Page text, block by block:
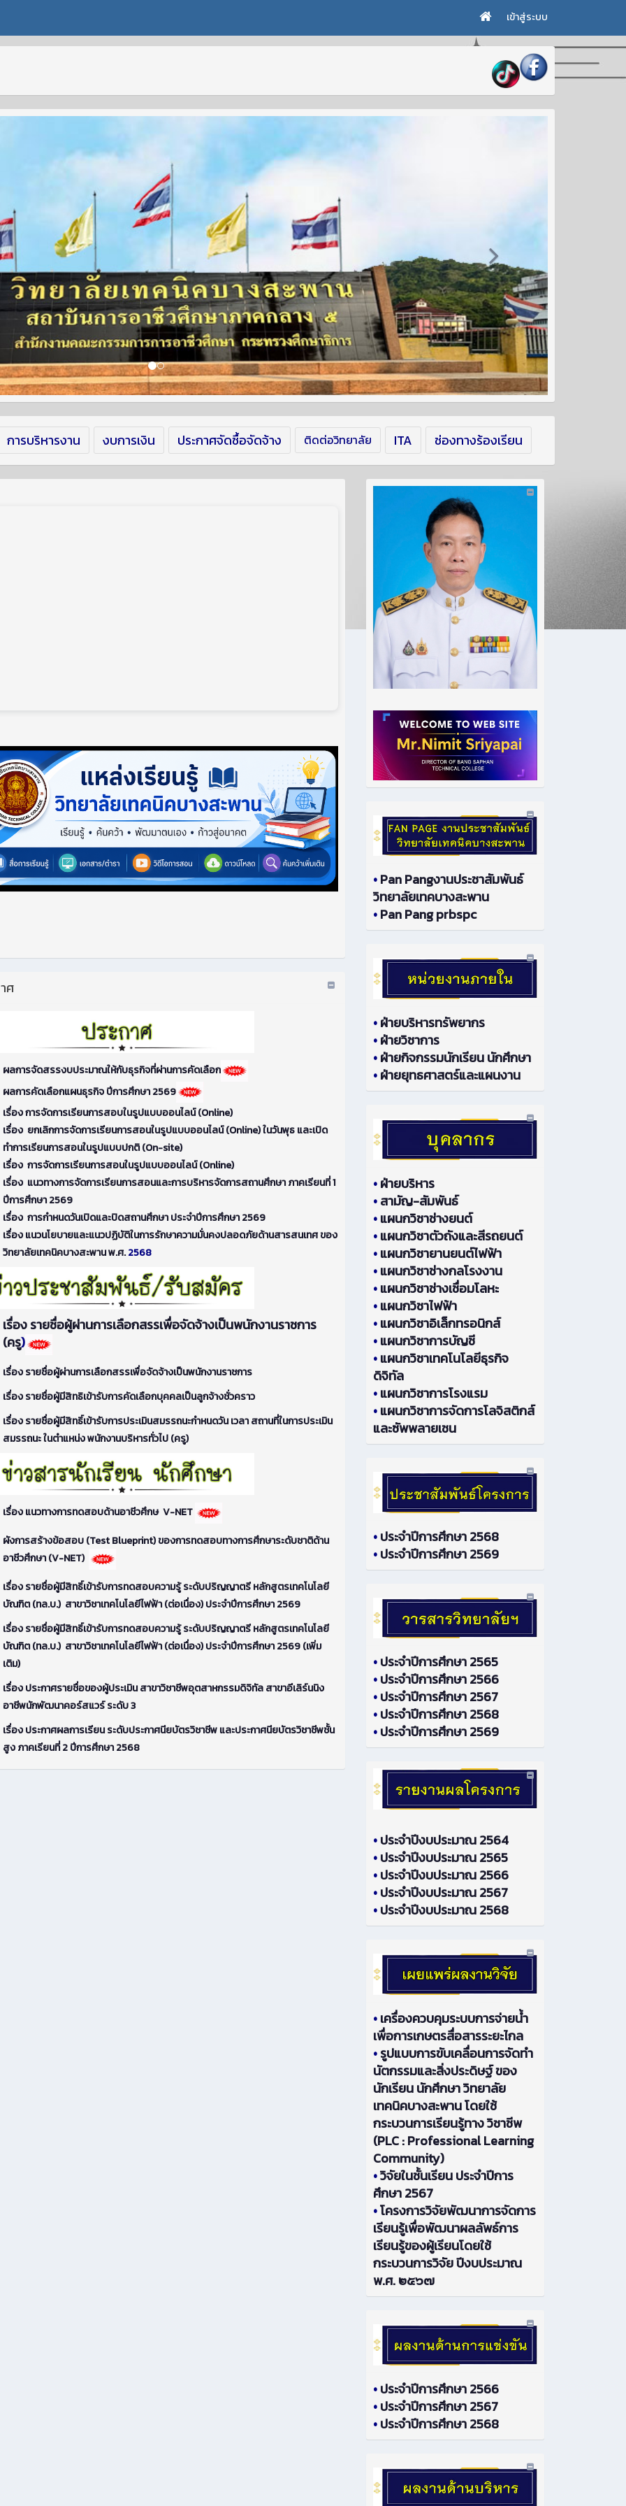
เข้าสู่ระบบ
การบริหารงาน งบการเงิน ประกาศจัดซื้อจัดจ้าง ติดต่อวิทยาลัย ITA ช่องทางร้องเรียน
ศ
ผลการจัดสรรงบประมาณให้กับธุรกิจที่ผ่านการคัดเลือก
ผลการคัดเลือกแผนธุรกิจ ปีการศึกษา 2569
เรื่อง การจัดการเรียนการสอบในรูปแบบออนไลน์ (Online)
เรื่อง ยกเลิกการจัดการเรียนการสอนในรูปแบบออนไลน์ (Online) ในวันพุธ และเปิด
ทำการเรียนการสอนในรูปแบบปกติ (On-site)
เรื่อง การจัดการเรียนการสอนในรูปแบบออนไลน์ (Online)
เรื่อง แนวทางการจัดการเรียนการสอนและการบริหารจัดการสถานศึกษา ภาคเรียนที่ 1
ปีการศึกษา 2569
เรื่อง การกำหนดวันเปิดและปิดสถานศึกษา ประจำปีการศึกษา 2569
เรื่อง แนวนโยบายและแนวปฏิบัติในการรักษาความมั่นคงปลอดภัยด้านสารสนเทศ ของ
วิทยาลัยเทคนิคบางสะพาน พ.ศ.2568
เรื่อง รายชื่อผู้ผ่านการเลือกสรรเพื่อจัดจ้างเป็นพนักงานราชการ
(ครู)
เรื่อง รายชื่อผู้ผ่านการเลือกสรรเพื่อจัดจ้างเป็นพนักงานราชการ
เรื่อง รายชื่อผู้มีสิทธิเข้ารับการคัดเลือกบุคคลเป็นลูกจ้างชั่วคราว
เรื่อง รายชื่อผู้มีสิทธิ์เข้ารับการประเมินสมรรถนะกำหนดวัน เวลา สถานที่ในการประเมิน
สมรรถนะ ในตำแหน่ง พนักงานบริหารทั่วไป (ครู)
เรื่อง แนวทางการทดสอบด้านอาชีวศึกษ V-NET
ผังการสร้างข้อสอบ (Test Blueprint) ของการทดสอบทางการศึกษาระดับชาติด้าน
อาชีวศึกษา (V-NET)
เรื่อง รายชื่อผู้มีสิทธิ์เข้ารับการทดสอบความรู้ ระดับปริญญาตรี หลักสูตรเทคโนโลยี
บัณฑิต (ทล.บ.) สาขาวิชาเทคโนโลยีไฟฟ้า (ต่อเนื่อง) ประจำปีการศึกษา 2569
เรื่อง รายชื่อผู้มีสิทธิ์เข้ารับการทดสอบความรู้ ระดับปริญญาตรี หลักสูตรเทคโนโลยี
บัณฑิต (ทล.บ.) สาขาวิชาเทคโนโลยีไฟฟ้า (ต่อเนื่อง) ประจำปีการศึกษา 2569 (เพิ่ม
เติม)
เรื่อง ประกาศรายชื่อของผู้ประเมิน สาขาวิชาชีพอุตสาหกรรมดิจิทัล สาขาอีเลิร์นนิง
อาชีพนักพัฒนาคอร์สแวร์ ระดับ 3
เรื่อง ประกาศผลการเรียน ระดับประกาศนียบัตรวิชาชีพ และประกาศนียบัตรวิชาชีพชั้น
สูง ภาคเรียนที่ 2 ปีการศึกษา 2568
•Pan Pangงานประชาสัมพันธ์
วิทยาลัยเทคบางสะพาน
•Pan Pang prbspc
•ฝ่ายบริหารทรัพยากร
•ฝ่ายวิชาการ
•ฝ่ายกิจกรรมนักเรียน นักศึกษา
•ฝ่ายยุทธศาสตร์และแผนงาน
•ฝ่ายบริหาร
•สามัญ-สัมพันธ์
•แผนกวิชาช่างยนต์
•แผนกวิชาตัวถังและสีรถยนต์
•แผนกวิชายานยนต์ไฟฟ้า
•แผนกวิชาช่างกลโรงงาน
•แผนกวิชาช่างเชื่อมโลหะ
•แผนกวิชาไฟฟ้า
•แผนกวิชาอิเล็กทรอนิกส์
•แผนกวิชาการบัญชี
•แผนกวิชาเทคโนโลยีธุรกิจ
ดิจิทัล
•แผนกวิชาการโรงแรม
•แผนกวิชาการจัดการโลจิสติกส์
และซัพพลายเชน
•ประจำปีการศึกษา 2568
•ประจำปีการศึกษา 2569
•ประจำปีการศึกษา 2565
•ประจำปีการศึกษา 2566
•ประจำปีการศึกษา 2567
•ประจำปีการศึกษา 2568
•ประจำปีการศึกษา 2569
•ประจำปีงบประมาณ 2564
•ประจำปีงบประมาณ 2565
•ประจำปีงบประมาณ 2566
•ประจำปีงบประมาณ 2567
•ประจำปีงบประมาณ 2568
•เครื่องควบคุมระบบการจ่ายน้ำ
เพื่อการเกษตรสื่อสารระยะไกล
•รูปแบบการขับเคลื่อนการจัดทำ
นัตกรรมและสิ่งประดิษฐ์ ของ
นักเรียน นักศึกษา วิทยาลัย
เทคนิคบางสะพาน โดยใช้
กระบวนการเรียนรู้ทาง วิชาชีพ
(PLC : Professional Learning
Community)
•วิจัยในชั้นเรียน ประจำปีการ
ศึกษา 2567
•โครงการวิจัยพัฒนาการจัดการ
เรียนรู้เพื่อพัฒนาผลลัพธ์การ
เรียนรู้ของผู้เรียนโดยใช้
กระบวนการวิจัย ปีงบประมาณ
พ.ศ. ๒๕๖๗
•ประจำปีการศึกษา 2566
•ประจำปีการศึกษา 2567
•ประจำปีการศึกษา 2568